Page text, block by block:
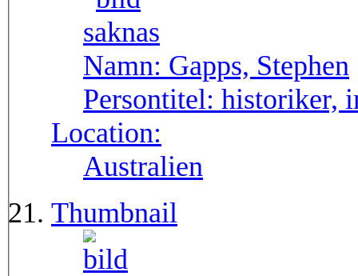
Namn: Gapps, Stephen
Persontitel: historiker,
Location:
Australien
Thumbnail